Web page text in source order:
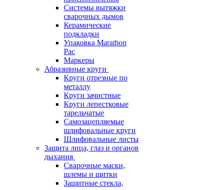
Системы вытяжки
сварочных дымов
Керамические
подкладки
Упаковка Marathon
Pac
Маркеры
Абразивные круги
Круги отрезные по
металлу
Круги зачистные
Круги лепестковые
тарельчатые
Самозацепляемые
шлифовальные круги
Шлифовальные листы
Защита лица, глаз и органов
дыхания
Сварочные маски,
шлемы и щитки
Защитные стекла,